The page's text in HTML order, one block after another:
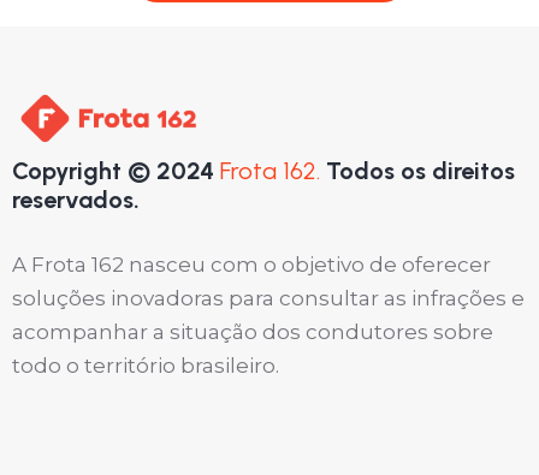
Copyright © 2024 Frota 162. Todos os direitos
reservados.
A Frota 162 nasceu com o objetivo de oferecer
soluções inovadoras para consultar as infrações e
acompanhar a situação dos condutores sobre
todo o território brasileiro.